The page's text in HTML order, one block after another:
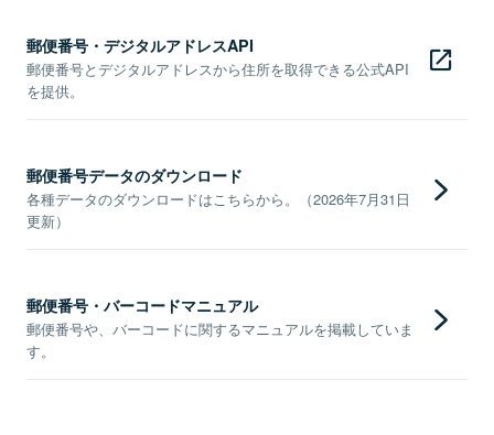
郵便番号・デジタルアドレスAPI
郵便番号とデジタルアドレスから住所を取得できる公式API
を提供。
郵便番号データのダウンロード
各種データのダウンロードはこちらから。（2026年7月31日
更新）
郵便番号・バーコードマニュアル
郵便番号や、バーコードに関するマニュアルを掲載していま
す。